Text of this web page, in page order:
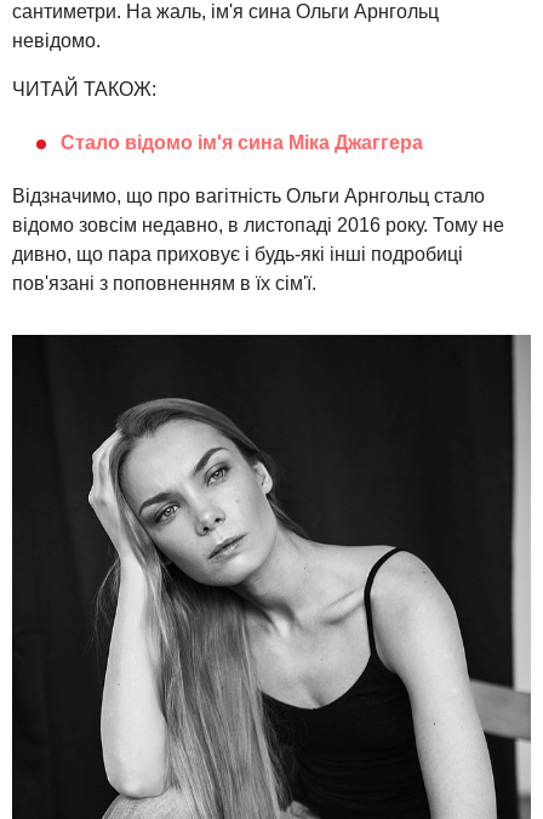
сантиметри. На жаль, ім'я сина Ольги Арнгольц
невідомо.
ЧИТАЙ ТАКОЖ:
Стало відомо ім'я сина Міка Джаггера
Відзначимо, що про вагітність Ольги Арнгольц стало
відомо зовсім недавно, в листопаді 2016 року. Тому не
дивно, що пара приховує і будь-які інші подробиці
пов'язані з поповненням в їх сім'ї.